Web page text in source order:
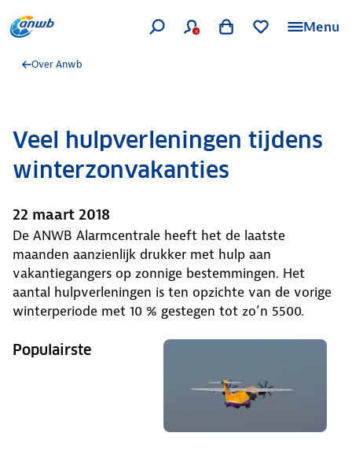
Menu
Over Anwb
Veel hulpverleningen tijdens
winterzonvakanties
22 maart 2018
De ANWB Alarmcentrale heeft het de laatste
maanden aanzienlijk drukker met hulp aan
vakantiegangers op zonnige bestemmingen. Het
aantal hulpverleningen is ten opzichte van de vorige
winterperiode met 10 % gestegen tot zo’n 5500.
Populairste